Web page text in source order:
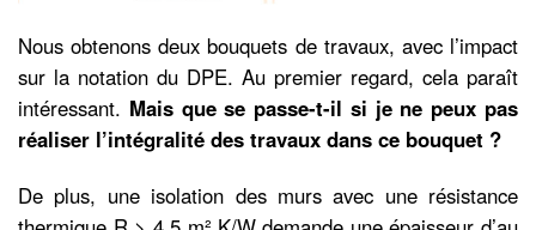
Nous obtenons deux bouquets de travaux, avec l’impact
sur la notation du DPE. Au premier regard, cela paraît
intéressant. Mais que se passe-t-il si je ne peux pas
réaliser l’intégralité des travaux dans ce bouquet ?
De plus, une isolation des murs avec une résistance